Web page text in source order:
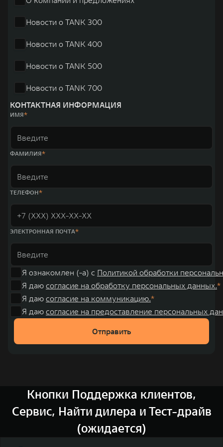
Новости о TANK 300
Новости о TANK 400
Новости о TANK 500
Новости о TANK 700
КОНТАКТНАЯ ИНФОРМАЦИЯ
ИМЯ
ФАМИЛИЯ
ТЕЛЕФОН
ЭЛЕКТРОННАЯ ПОЧТА
Я ознакомлен (-а) с Политикой обработки
Я даю согласие на обработку персональных данных.
Я даю согласие на коммуникацию.
Я даю согласие на предоставление персональных
Отправить
Кнопки Поддержка клиентов,
Сервис, Найти дилера и Тест-драйв
(ожидается)